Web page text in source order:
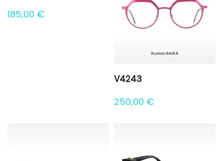
185,00 €
V4243
250,00 €